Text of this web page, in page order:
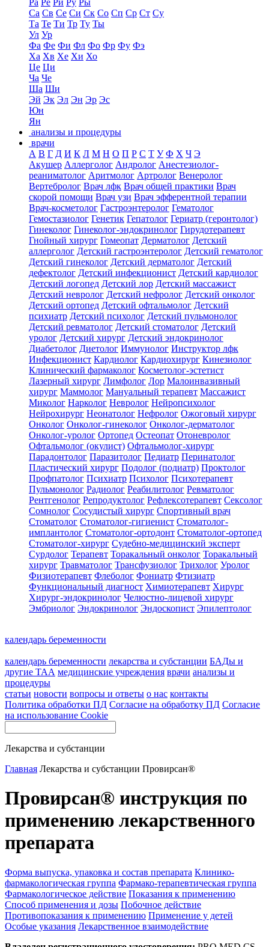
Ра Ре Ри Ру Ры
Са Св Се Си Ск Со Сп Ср Ст Су
Та Те Ти Тр Ту Ты
Ул Ур
Фа Фе Фи Фл Фо Фр Фу Фэ
Ха Хв Хе Хи Хо
Це Ци
Ча Че
Ша Ши
Эй Эк Эл Эн Эр Эс
Юн
Ян
анализы и процедуры
врачи
А В Г Д И К Л М Н О П Р С Т У Ф Х Ч Э
Акушер Аллерголог Андролог Анестезиолог-
реаниматолог Аритмолог Артролог Венеролог
Вертебролог Врач лфк Врач общей практики Врач
скорой помощи Врач узи Врач эфферентной терапии
Врач-косметолог Гастроэнтеролог Гематолог
Гемостазиолог Генетик Гепатолог Гериатр (геронтолог)
Гинеколог Гинеколог-эндокринолог Гирудотерапевт
Гнойный хирург Гомеопат Дерматолог Детский
аллерголог Детский гастроэнтеролог Детский гематолог
Детский гинеколог Детский дерматолог Детский
дефектолог Детский инфекционист Детский кардиолог
Детский логопед Детский лор Детский массажист
Детский невролог Детский нефролог Детский онколог
Детский ортопед Детский офтальмолог Детский
психиатр Детский психолог Детский пульмонолог
Детский ревматолог Детский стоматолог Детский
уролог Детский хирург Детский эндокринолог
Диабетолог Диетолог Иммунолог Инструктор лфк
Инфекционист Кардиолог Кардиохирург Кинезиолог
Клинический фармаколог Косметолог-эстетист
Лазерный хирург Лимфолог Лор Малоинвазивный
хирург Маммолог Мануальный терапевт Массажист
Миколог Нарколог Невролог Нейропсихолог
Нейрохирург Неонатолог Нефролог Ожоговый хирург
Онколог Онколог-гинеколог Онколог-дерматолог
Онколог-уролог Ортопед Остеопат Отоневролог
Офтальмолог (окулист) Офтальмолог-хирург
Парадонтолог Паразитолог Педиатр Перинатолог
Пластический хирург Подолог (подиатр) Проктолог
Профпатолог Психиатр Психолог Психотерапевт
Пульмонолог Радиолог Реабилитолог Ревматолог
Рентгенолог Репродуктолог Рефлексотерапевт Сексолог
Сомнолог Сосудистый хирург Спортивный врач
Стоматолог Стоматолог-гигиенист Стоматолог-
имплантолог Стоматолог-ортодонт Стоматолог-ортопед
Стоматолог-хирург Судебно-медицинский эксперт
Сурдолог Терапевт Торакальный онколог Торакальный
хирург Травматолог Трансфузиолог Трихолог Уролог
Физиотерапевт Флеболог Фониатр Фтизиатр
Функциональный диагност Химиотерапевт Хирург
Хирург-эндокринолог Челюстно-лицевой хирург
Эмбриолог Эндокринолог Эндоскопист Эпилептолог
календарь беременности
календарь беременности лекарства и субстанции БАДы и
другие ТАА медицинские учреждения врачи анализы и
процедуры
статьи новости вопросы и ответы о нас контакты
Политика обработки ПД Согласие на обработку ПД Согласие
на использование Cookie
Лекарства и субстанции
Главная Лекарства и субстанции Провирсан®
Провирсан® инструкция по
применению лекарственного
препарата
Форма выпуска, упаковка и состав препарата Клинико-
фармакологическая группа Фармако-терапевтическая группа
Фармакологическое действие Показания к применению
Способ применения и дозы Побочное действие
Противопоказания к применению Применение у детей
Особые указания Лекарственное взаимодействие